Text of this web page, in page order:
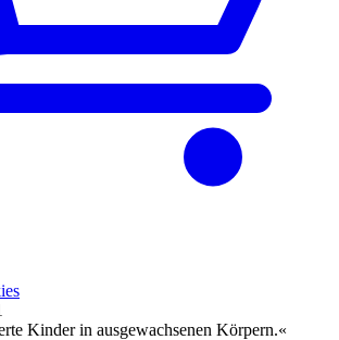
Kinder in ausgewachsenen Körpern.«